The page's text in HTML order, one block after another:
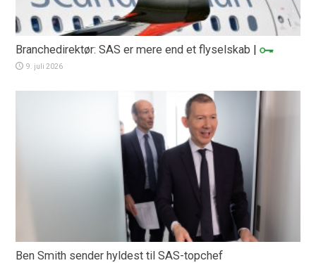
Branchedirektør: SAS er mere end et flyselskab |
9. juli 2026
Ben Smith sender hyldest til SAS-topchef